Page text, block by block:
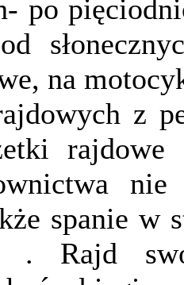
po
na
z
spanie
. Rajd